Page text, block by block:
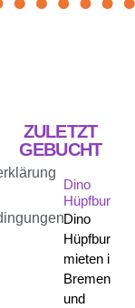
ZULETZT
GEBUCHT
Dino
Hüpfburg
Dino
Hüpfburg
mieten in
Bremen
und